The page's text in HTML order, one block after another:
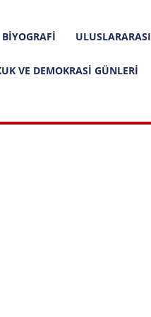
BIYOGRAFI ULUSLARARASI
VE DEMOKRASI GÜNLERI